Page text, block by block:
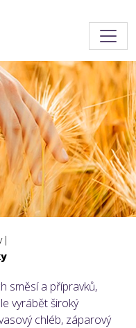
směsí a přípravků,
vyrábět široký
chléb, záparový